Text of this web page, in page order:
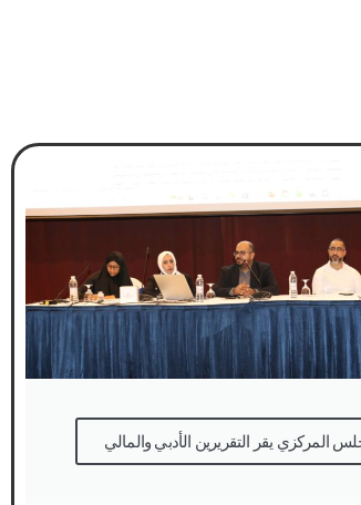
المركزي يقر التقريرين الأدبي والمالي